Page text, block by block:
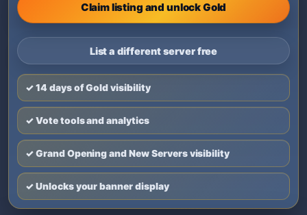
Claim listing and unlock Gold
List a different server free
✓ 14 days of Gold visibility
✓ Vote tools and analytics
✓ Grand Opening and New Servers visibility
✓ Unlocks your banner display